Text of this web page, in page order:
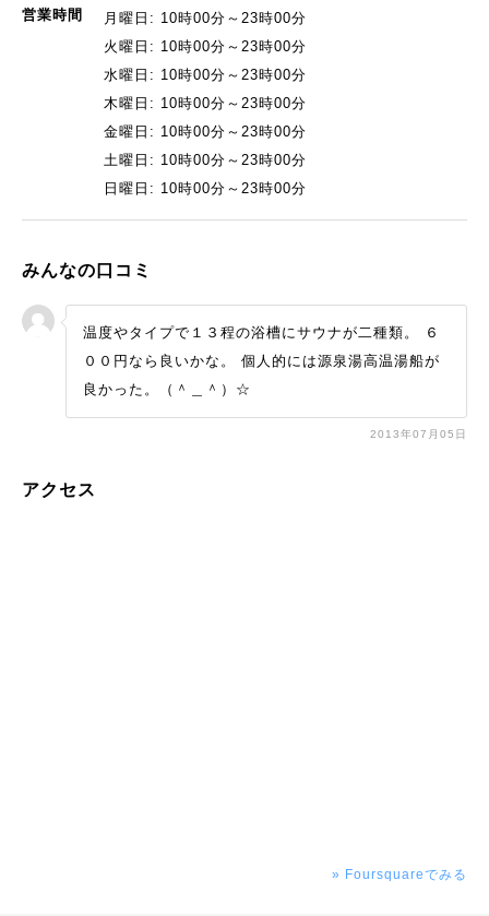
営業時間
月曜日: 10時00分～23時00分
火曜日: 10時00分～23時00分
水曜日: 10時00分～23時00分
木曜日: 10時00分～23時00分
金曜日: 10時00分～23時00分
土曜日: 10時00分～23時00分
日曜日: 10時00分～23時00分
みんなの口コミ
温度やタイプで１３程の浴槽にサウナが二種類。 ６
００円なら良いかな。 個人的には源泉湯高温湯船が
良かった。（＾＿＾）☆
2013年07月05日
アクセス
» Foursquareでみる